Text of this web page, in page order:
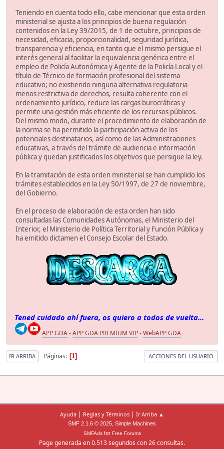
Teniendo en cuenta todo ello, cabe mencionar que esta orden
ministerial se ajusta a los principios de buena regulación
contenidos en la Ley 39/2015, de 1 de octubre, principios de
necesidad, eficacia, proporcionalidad, seguridad jurídica,
transparencia y eficiencia, en tanto que el mismo persigue el
interés general al facilitar la equivalencia genérica entre el
empleo de Policía Autonómica y Agente de la Policía Local y el
título de Técnico de formación profesional del sistema
educativo; no existiendo ninguna alternativa regulatoria
menos restrictiva de derechos, resulta coherente con el
ordenamiento jurídico, reduce las cargas burocráticas y
permite una gestión más eficiente de los recursos públicos.
Del mismo modo, durante el procedimiento de elaboración de
la norma se ha permitido la participación activa de los
potenciales destinatarios, así como de las Administraciones
educativas, a través del trámite de audiencia e información
pública y quedan justificados los objetivos que persigue la ley.
En la tramitación de esta orden ministerial se han cumplido los
trámites establecidos en la Ley 50/1997, de 27 de noviembre,
del Gobierno.
En el proceso de elaboración de esta orden han sido
consultadas las Comunidades Autónomas, el Ministerio del
Interior, el Ministerio de Política Territorial y Función Pública y
ha emitido dictamen el Consejo Escolar del Estado.
Tened cuidado ahí fuera, os quiero a todos de vuelta...
APP GDA-APP GDA PREMIUM VIP-WebAPP GDA
IR ARRIBA Páginas 1 ACCIONES DEL USUARIO
Ayuda | Reglas y Términos | Ir Arriba ▲
SMF 2.1.6 © 2025, Simple Machines
SMFAdsfor Free Forums
Page generada en 0.513 segundos con 26 consultas.